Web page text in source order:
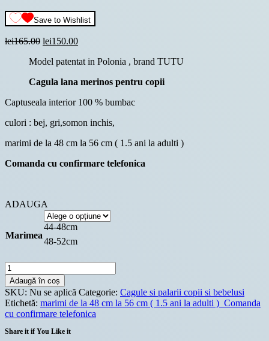
Save to Wishlist
lei165.00 Prețul
a
lei165.00.
lei150.00Prețul
este:
Model patentat in Polonia , brand TUTU
Cagula lana merinos pentru copii
Captuseala interior 100 % bumbac
culori : bej, gri,somon inchis,
marimi de la 48 cm la 56 cm ( 1.5 ani la adulti )
Comanda cu confirmare telefonica
ADAUGA
Marimea
44-48cm
48-52cm
Cantitate
Cagula
lana
merinos
pentru
copii,
made
Adaugă în coș
SKU: Nu se aplică Categorie: Cagule si palarii copii si bebelusi
Etichetă: marimi de la 48 cm la 56 cm ( 1.5 ani la adulti ) Comanda
cu confirmare telefonica
Share it if You Like it